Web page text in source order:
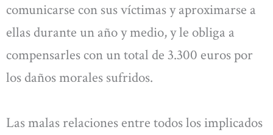
comunicarse con sus víctimas y aproximarse a
ellas durante un año y medio, y le obliga a
compensarles con un total de 3.300 euros por
los daños morales sufridos.
Las malas relaciones entre todos los implicados